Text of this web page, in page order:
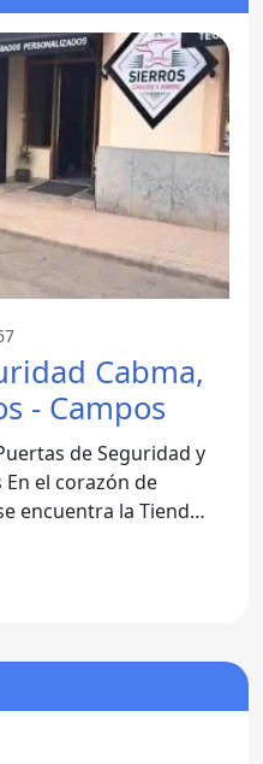
Cabma,
- Campos
de Seguridad y
encuentra la Tienda